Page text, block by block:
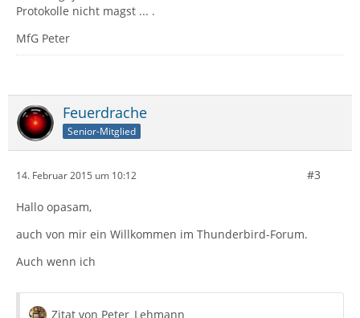
Protokolle nicht magst ... .
MfG Peter
Feuerdrache
Senior-Mitglied
14. Februar 2015 um 10:12 #3
Hallo opasam,
auch von mir ein Willkommen im Thunderbird-Forum.
Auch wenn ich
Zitat von Peter_Lehmann